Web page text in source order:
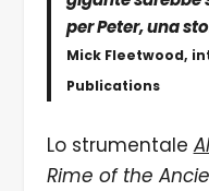
per Peter, una
Mick Fleetwood,
Publications
Lo strumentale
Rime of the